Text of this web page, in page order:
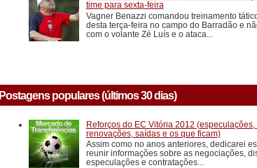
time para sexta-feira
Vagner Benazzi comandou treinamento
desta terça-feira no campo do Barradão e
com o volante Zé Luís e o ataca...
Postagens populares (últimos 30 dias)
Reforços do EC Vitória 2012 (especulações,
renovações, saídas e os que ficam)
Assim como no anos anteriores, dedicarei
reunir informações sobre as negociações,
especulações e contratações...